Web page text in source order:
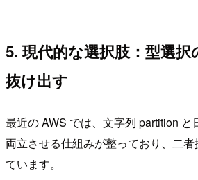
5. 現代的な選択肢：型選
抜け出す
最近の AWS では、文字列 partition と
両立させる仕組みが整っており、二
ています。